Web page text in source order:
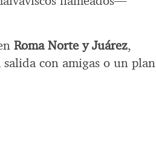
Roma Norte y Juárez,
con amigas o un plan